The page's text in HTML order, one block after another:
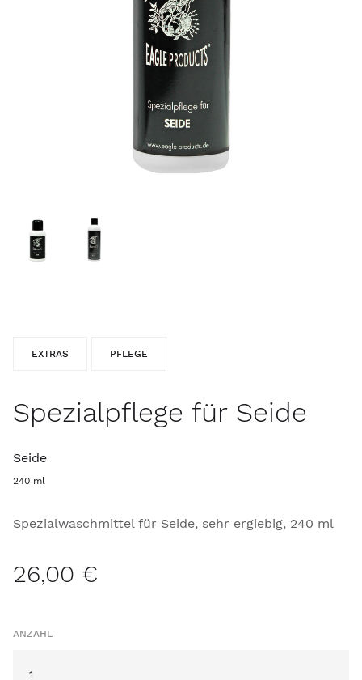
EXTRAS PFLEGE
Spezialpflege für Seide
Seide
240 ml
Spezialwaschmittel für Seide, sehr ergiebig, 240 ml
26,00 €
ANZAHL